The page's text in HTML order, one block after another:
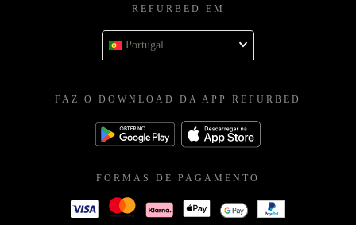
REFURBED EM
Portugal
FAZ O DOWNLOAD DA APP REFURBED
FORMAS DE PAGAMENTO